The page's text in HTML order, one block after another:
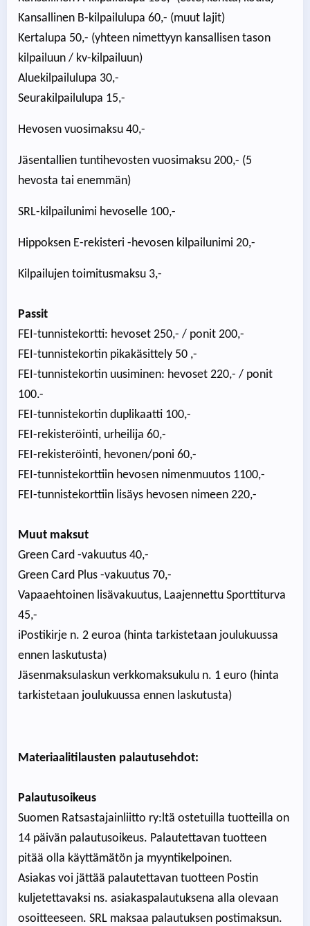
Kansallinen B-kilpailulupa 60,- (muut lajit)
Kertalupa 50,- (yhteen nimettyyn kansallisen tason
kilpailuun / kv-kilpailuun)
Aluekilpailulupa 30,-
Seurakilpailulupa 15,-
Hevosen vuosimaksu 40,-
Jäsentallien tuntihevosten vuosimaksu 200,- (5
hevosta tai enemmän)
SRL-kilpailunimi hevoselle 100,-
Hippoksen E-rekisteri -hevosen kilpailunimi 20,-
Kilpailujen toimitusmaksu 3,-
Passit
FEI-tunnistekortti: hevoset 250,- / ponit 200,-
FEI-tunnistekortin pikakäsittely 50 ,-
FEI-tunnistekortin uusiminen: hevoset 220,- / ponit
100.-
FEI-tunnistekortin duplikaatti 100,-
FEI-rekisteröinti, urheilija 60,-
FEI-rekisteröinti, hevonen/poni 60,-
FEI-tunnistekorttiin hevosen nimenmuutos 1100,-
FEI-tunnistekorttiin lisäys hevosen nimeen 220,-
Muut maksut
Green Card -vakuutus 40,-
Green Card Plus -vakuutus 70,-
Vapaaehtoinen lisävakuutus, Laajennettu Sporttiturva
45,-
iPostikirje n. 2 euroa (hinta tarkistetaan joulukuussa
ennen laskutusta)
Jäsenmaksulaskun verkkomaksukulu n. 1 euro (hinta
tarkistetaan joulukuussa ennen laskutusta)
Materiaalitilausten palautusehdot:
Palautusoikeus
Suomen Ratsastajainliitto ry:ltä ostetuilla tuotteilla on
14 päivän palautusoikeus. Palautettavan tuotteen
pitää olla käyttämätön ja myyntikelpoinen.
Asiakas voi jättää palautettavan tuotteen Postin
kuljetettavaksi ns. asiakaspalautuksena alla olevaan
osoitteeseen. SRL maksaa palautuksen postimaksun.